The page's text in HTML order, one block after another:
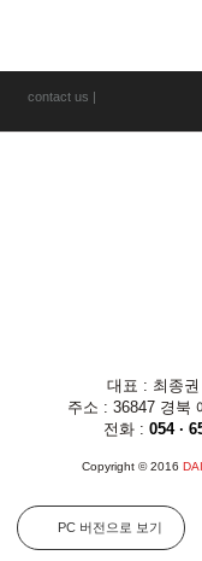
contact us |
대표 : 최종
주소 : 36847 경북
전화 : 054 ·
Copyright © 2016
PC 버전으로 보기